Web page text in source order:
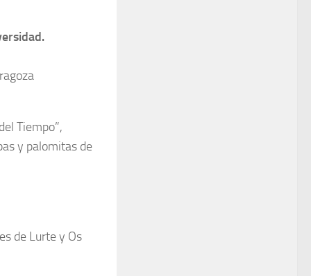
Tiempo”,
y palomitas de
de Lurte y Os